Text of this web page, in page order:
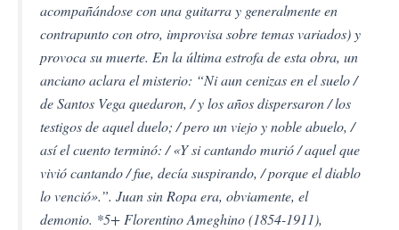
acompañándose con una guitarra y generalmente en
contrapunto con otro, improvisa sobre temas variados) y
provoca su muerte. En la última estrofa de esta obra, un
anciano aclara el misterio: “Ni aun cenizas en el suelo /
de Santos Vega quedaron, / y los años dispersaron / los
testigos de aquel duelo; / pero un viejo y noble abuelo, /
así el cuento terminó: / «Y si cantando murió / aquel que
vivió cantando / fue, decía suspirando, / porque el diablo
lo venció».”. Juan sin Ropa era, obviamente, el
demonio. *5+ Florentino Ameghino (1854-1911),